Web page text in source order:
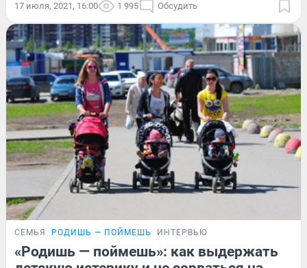
17 июля, 2021, 16:00 1 995 Обсудить
СЕМЬЯ РОДИШЬ — ПОЙМЕШЬ ИНТЕРВЬЮ
«Родишь — поймешь»: как выдержать